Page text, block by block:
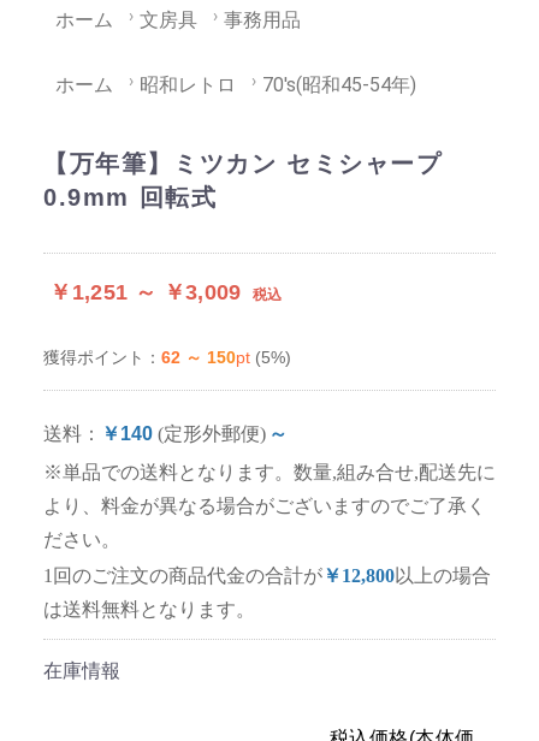
ホーム 文房具 事務用品
ホーム 昭和レトロ 70's(昭和45-54年)
【万年筆】ミツカン セミシャープ
0.9mm 回転式
￥1,251 ～ ￥3,009 税込
獲得ポイント： 62 ～ 150pt (5%)
送料： ￥140 (定形外郵便) ～
※単品での送料となります。数量,組み合せ,配送先に
より、料金が異なる場合がございますのでご了承く
ださい。
1回のご注文の商品代金の合計が￥12,800以上の場合
は送料無料となります。
在庫情報